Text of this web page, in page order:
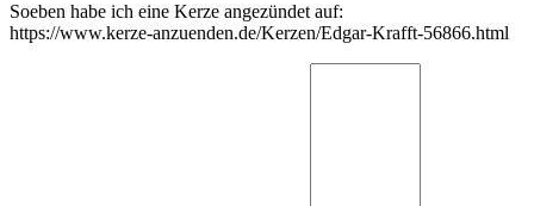
Soeben habe ich eine Kerze angezündet auf:
https://www.kerze-anzuenden.de/Kerzen/Edgar-Krafft-56866.html